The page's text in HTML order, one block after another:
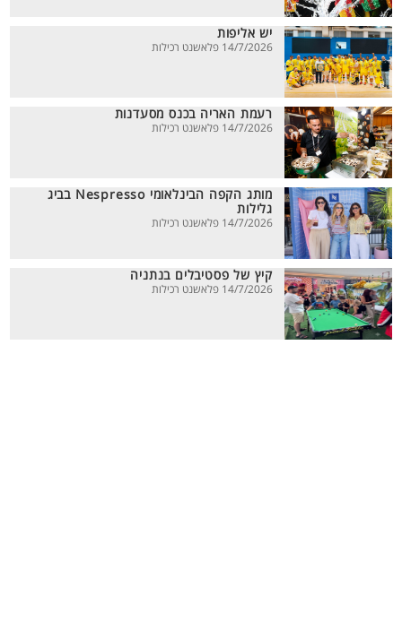
יש אליפות
14/7/2026 פלאשנט רכילות
רעמת האריה בכנס מסעדנות
14/7/2026 פלאשנט רכילות
מותג הקפה הבינלאומי Nespresso בביג
גלילות
14/7/2026 פלאשנט רכילות
קיץ של פסטיבלים בנתניה
14/7/2026 פלאשנט רכילות